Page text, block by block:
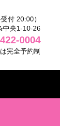
付 20:00）
中央1-10-26
0004
完全予約制